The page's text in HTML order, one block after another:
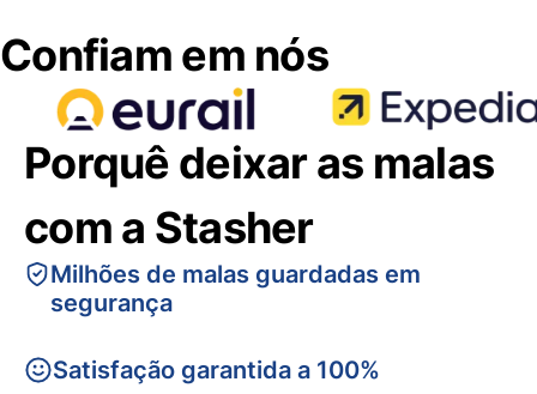
Confiam em nós
Porquê deixar as malas
com a Stasher
Milhões de malas guardadas em
segurança
Satisfação garantida a 100%